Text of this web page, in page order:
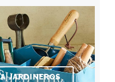
JARDINEROS